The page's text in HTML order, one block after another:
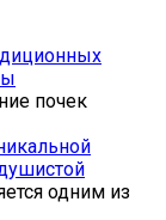
почек
одним из